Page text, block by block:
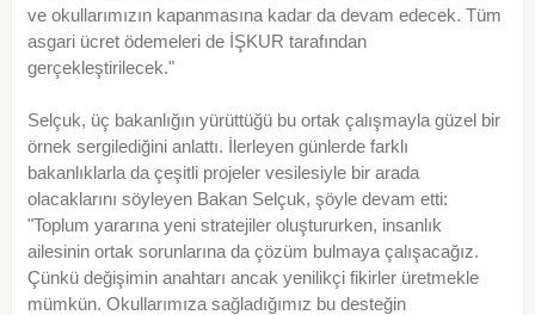
ve okullarımızın kapanmasına kadar da devam edecek. Tüm
asgari ücret ödemeleri de İŞKUR tarafından
gerçekleştirilecek."
Selçuk, üç bakanlığın yürüttüğü bu ortak çalışmayla güzel bir
örnek sergilediğini anlattı. İlerleyen günlerde farklı
bakanlıklarla da çeşitli projeler vesilesiyle bir arada
olacaklarını söyleyen Bakan Selçuk, şöyle devam etti:
"Toplum yararına yeni stratejiler oluştururken, insanlık
ailesinin ortak sorunlarına da çözüm bulmaya çalışacağız.
Çünkü değişimin anahtarı ancak yenilikçi fikirler üretmekle
mümkün. Okullarımıza sağladığımız bu desteğin